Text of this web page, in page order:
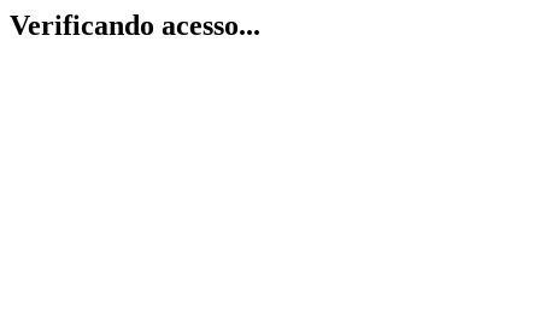
Verificando acesso...